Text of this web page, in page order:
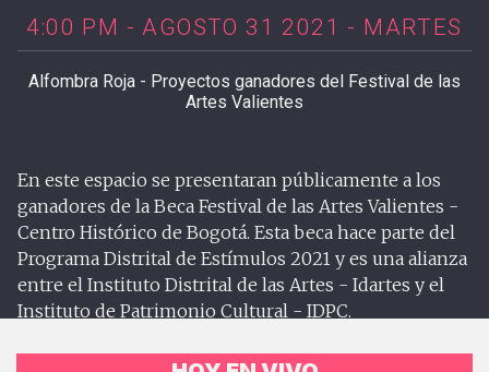
4:00 PM - AGOSTO 31 2021 - MARTES
Alfombra Roja - Proyectos ganadores del Festival de las
Artes Valientes
En este espacio se presentaran públicamente a los
ganadores de la Beca Festival de las Artes Valientes -
Centro Histórico de Bogotá. Esta beca hace parte del
Programa Distrital de Estímulos 2021 y es una alianza
entre el Instituto Distrital de las Artes - Idartes y el
Instituto de Patrimonio Cultural - IDPC.